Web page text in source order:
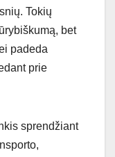
Tokių
bet
padeda
prie
sprendžiant